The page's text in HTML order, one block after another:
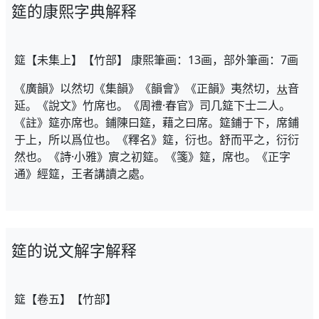
筵的康熙字典解释
筵【未集上】【竹部】 康熙筆画：13画，部外筆画：7画
《廣韻》以然切《集韻》《韻會》《正韻》夷然切，
音
延。《說文》竹席也。《周禮·春官》司几筵下士二人。
《註》筵亦席也。鋪陳曰筵，藉之曰席。筵鋪于下，席鋪
于上，所以爲位也。《釋名》筵，衍也。舒而平之，衍衍
然也。《詩·小雅》賔之初筵。《箋》筵，席也。《正字
通》經筵，王者講讀之處。
筵的说文解字解释
筵【卷五】【竹部】